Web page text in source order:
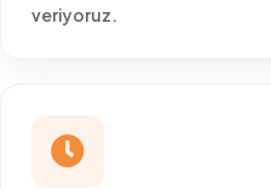
veriyoruz.